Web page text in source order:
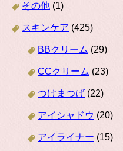
その他 (1)
スキンケア (425)
BBクリーム (29)
CCクリーム (23)
つけまつげ (22)
アイシャドウ (20)
アイライナー (15)